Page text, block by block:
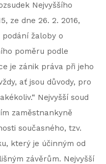
Nejvyššího
ze dne 26. 2. 2016,
žaloby o
poměru podle
je zánik práva při jeho
ať jsou důvody, pro
Nejvyšší soud
zaměstnankyně
současného, tzv.
který je účinným od
závěrům. Nejvyšší